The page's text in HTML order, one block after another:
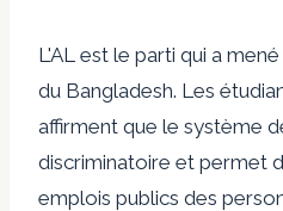
L'AL est le parti qui a
du Bangladesh. Les
affirment que le système
discriminatoire et permet
emplois publics des